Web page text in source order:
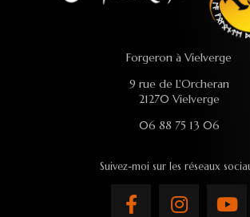
Forgeron à Vielverge
9 rue de L'Orcheran
21270 Vielverge
06 88 75 13 06
Suivez-moi sur les réseaux